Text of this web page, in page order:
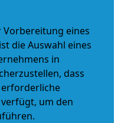
eines
die Auswahl eines
in
dass
um den